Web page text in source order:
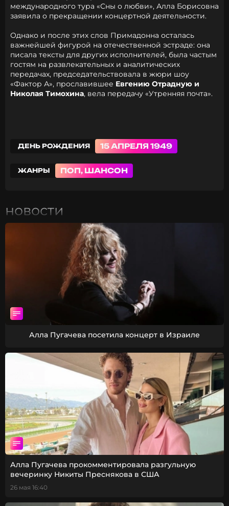
международного тура «Сны о любви», Алла Борисовна
заявила о прекращении концертной деятельности.
Однако и после этих слов Примадонна осталась
важнейшей фигурой на отечественной эстраде: она
писала тексты для других исполнителей, была частым
гостям на развлекательных и аналитических
передачах, председательствовала в жюри шоу
«Фактор А», прославившее Евгению Отрадную и
Николая Тимохина, вела передачу «Утренняя почта».
ДЕНЬ РОЖДЕНИЯ 15 АПРЕЛЯ 1949
ЖАНРЫ ПОП, ШАНСОН
новости
Алла Пугачева посетила концерт в Израиле
Алла Пугачева прокомментировала разгульную
вечеринку Никиты Преснякова в США
26 мая 16:40